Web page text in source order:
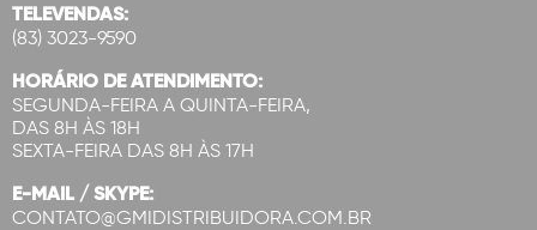
TELEVENDAS:
(83) 3023-9590
HORÁRIO DE ATENDIMENTO:
SEGUNDA-FEIRA A QUINTA-FEIRA,
DAS 8H ÀS 18H
SEXTA-FEIRA DAS 8H ÀS 17H
E-MAIL / SKYPE:
CONTATO@GMIDISTRIBUIDORA.COM.BR